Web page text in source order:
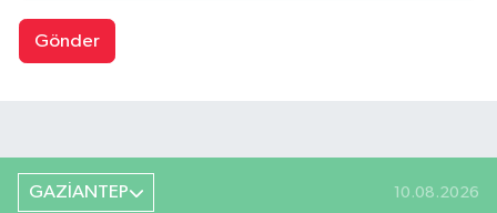
Gönder
GAZİANTEP 10.08.2026